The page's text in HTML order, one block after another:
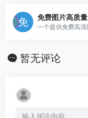
免费图片高质量
暂无评论